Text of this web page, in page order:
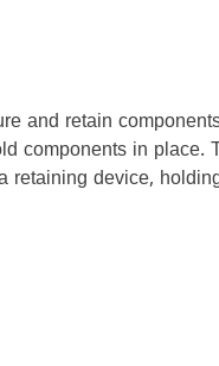
and retain
components in place.
device,